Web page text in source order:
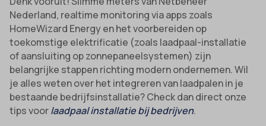
Nederland, realtime monitoring via apps zoals
HomeWizard Energy en het voorbereiden op
toekomstige elektrificatie (zoals laadpaal-installatie
of aansluiting op zonnepaneelsystemen) zijn
belangrijke stappen richting modern ondernemen. Wil
je alles weten over het integreren van laadpalen in je
bestaande bedrijfsinstallatie? Check dan direct onze
tips voorlaadpaal installatie bij bedrijven.